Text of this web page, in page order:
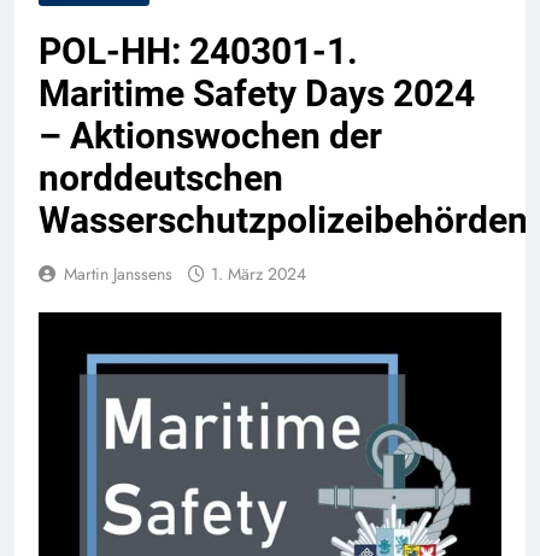
POL-HH: 240301-1.
Maritime Safety Days 2024
– Aktionswochen der
norddeutschen
Wasserschutzpolizeibehörden
Martin Janssens 1. März 2024